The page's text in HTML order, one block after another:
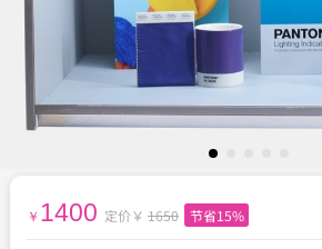
￥ 1400 定价￥ 1650 节省15%